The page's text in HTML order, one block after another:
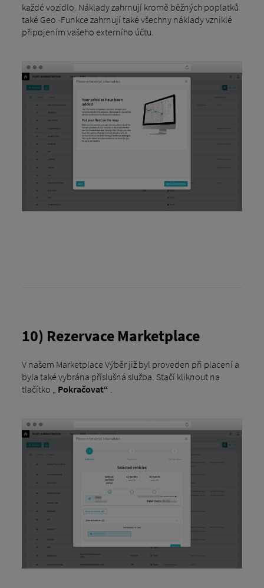
každé vozidlo. Náklady zahrnují kromě běžných poplatků
také Geo -Funkce zahrnují také všechny náklady vzniklé
připojením vašeho externího účtu.
10) Rezervace Marketplace
V našem Marketplace Výběr již byl proveden při placení a
byla také vybrána příslušná služba. Stačí kliknout na
tlačítko „ Pokračovat“